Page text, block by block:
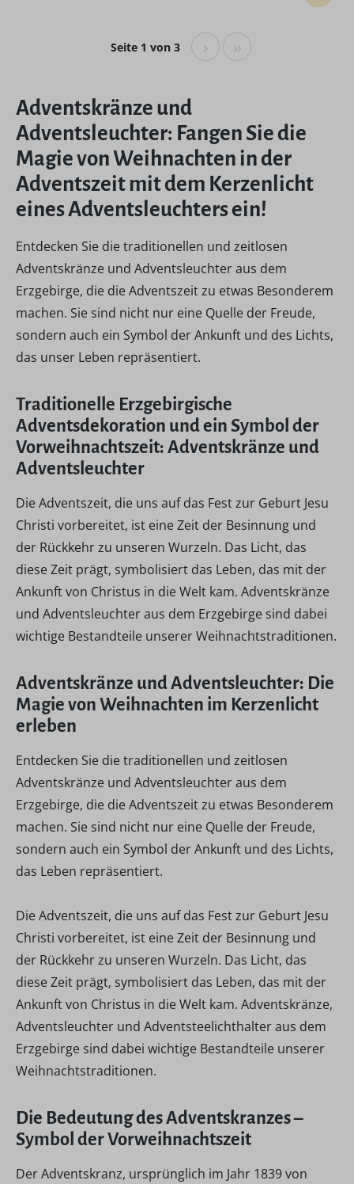
Seite 1 von 3
Adventskränze und
Adventsleuchter: Fangen Sie die
Magie von Weihnachten in der
Adventszeit mit dem Kerzenlicht
eines Adventsleuchters ein!
Entdecken Sie die traditionellen und zeitlosen
Adventskränze und Adventsleuchter aus dem
Erzgebirge, die die Adventszeit zu etwas Besonderem
machen. Sie sind nicht nur eine Quelle der Freude,
sondern auch ein Symbol der Ankunft und des Lichts,
das unser Leben repräsentiert.
Traditionelle Erzgebirgische
Adventsdekoration und ein Symbol der
Vorweihnachtszeit: Adventskränze und
Adventsleuchter
Die Adventszeit, die uns auf das Fest zur Geburt Jesu
Christi vorbereitet, ist eine Zeit der Besinnung und
der Rückkehr zu unseren Wurzeln. Das Licht, das
diese Zeit prägt, symbolisiert das Leben, das mit der
Ankunft von Christus in die Welt kam. Adventskränze
und Adventsleuchter aus dem Erzgebirge sind dabei
wichtige Bestandteile unserer Weihnachtstraditionen.
Adventskränze und Adventsleuchter: Die
Magie von Weihnachten im Kerzenlicht
erleben
Entdecken Sie die traditionellen und zeitlosen
Adventskränze und Adventsleuchter aus dem
Erzgebirge, die die Adventszeit zu etwas Besonderem
machen. Sie sind nicht nur eine Quelle der Freude,
sondern auch ein Symbol der Ankunft und des Lichts,
das Leben repräsentiert.
Die Adventszeit, die uns auf das Fest zur Geburt Jesu
Christi vorbereitet, ist eine Zeit der Besinnung und
der Rückkehr zu unseren Wurzeln. Das Licht, das
diese Zeit prägt, symbolisiert das Leben, das mit der
Ankunft von Christus in die Welt kam. Adventskränze,
Adventsleuchter und Adventsteelichthalter aus dem
Erzgebirge sind dabei wichtige Bestandteile unserer
Weihnachtstraditionen.
Die Bedeutung des Adventskranzes –
Symbol der Vorweihnachtszeit
Der Adventskranz, ursprünglich im Jahr 1839 von